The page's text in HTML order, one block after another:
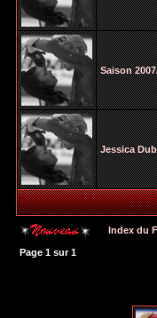
Saison
Jessica
Index du
Page 1 sur1